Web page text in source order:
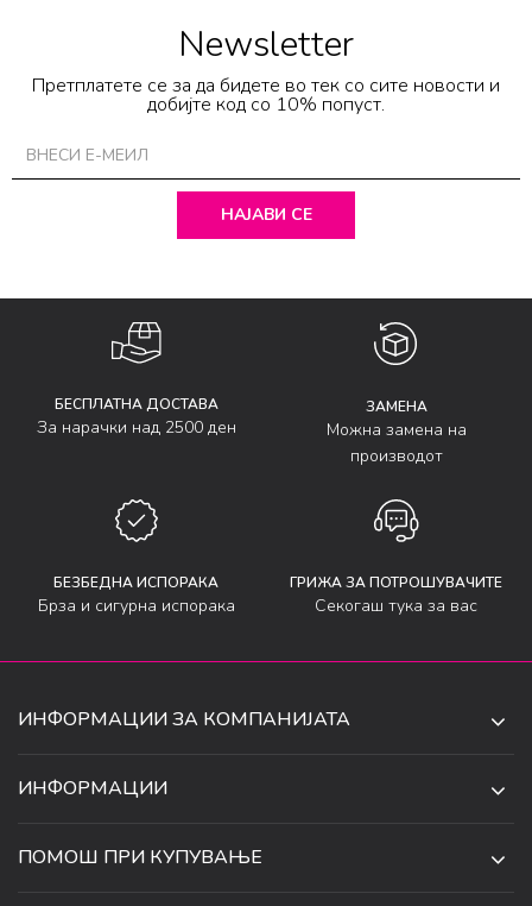
Newsletter
Претплатете се за да бидете во тек со сите новости и
добијте код со 10% попуст.
НАЈАВИ СЕ
БЕСПЛАТНА ДОСТАВА
За нарачки над 2500 ден
ЗАМЕНА
Можна замена на
производот
БЕЗБЕДНА ИСПОРАКА
Брза и сигурна испорака
ГРИЖА ЗА ПОТРОШУВАЧИТЕ
Секогаш тука за вас
ИНФОРМАЦИИ ЗА КОМПАНИЈАТА
СКОПЈЕ, МАКЕДОНИЈА
ИНФОРМАЦИИ
ПОМОШ ПРИ КУПУВАЊЕ